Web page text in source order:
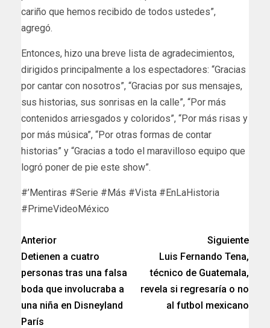
cariño que hemos recibido de todos ustedes”,
agregó.
Entonces, hizo una breve lista de agradecimientos,
dirigidos principalmente a los espectadores: “Gracias
por cantar con nosotros”, “Gracias por sus mensajes,
sus historias, sus sonrisas en la calle”, “Por más
contenidos arriesgados y coloridos”, “Por más risas y
por más música”, “Por otras formas de contar
historias” y “Gracias a todo el maravilloso equipo que
logró poner de pie este show”.
#’Mentiras #Serie #Más #Vista #EnLaHistoria
#PrimeVideoMéxico
Anterior
Detienen a cuatro
personas tras una falsa
boda que involucraba a
una niña en Disneyland
París
Siguiente
Luis Fernando Tena,
técnico de Guatemala,
revela si regresaría o no
al futbol mexicano